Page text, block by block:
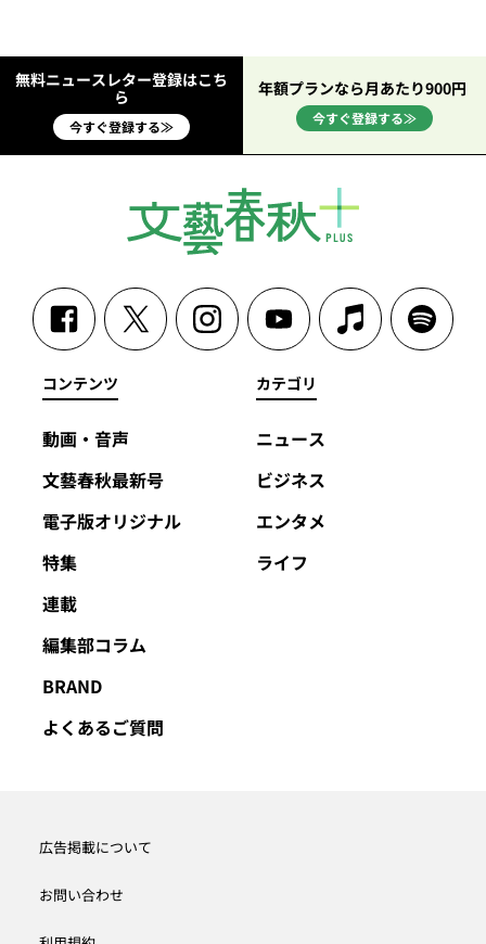
無料ニュースレター登録はこち
ら
今すぐ登録する≫
年額プランなら月あたり900円
今すぐ登録する≫
コンテンツ
動画・音声
文藝春秋最新号
電子版オリジナル
特集
連載
編集部コラム
BRAND
よくあるご質問
カテゴリ
ニュース
ビジネス
エンタメ
ライフ
広告掲載について
お問い合わせ